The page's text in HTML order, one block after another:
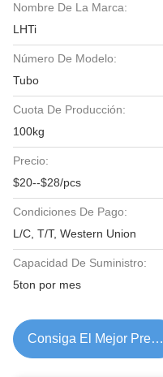
Nombre De La Marca:
LHTi
Número De Modelo:
Tubo
Cuota De Producción:
100kg
Precio:
$20--$28/pcs
Condiciones De Pago:
L/C, T/T, Western Union
Capacidad De Suministro:
5ton por mes
Consiga El Mejor Precio